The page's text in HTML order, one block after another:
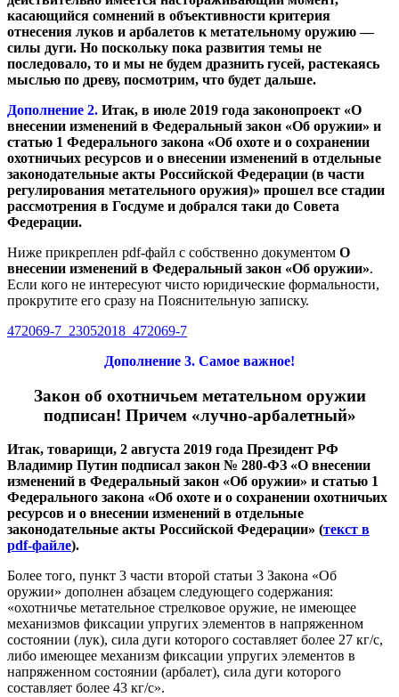
касающийся сомнений в объективности критерия
отнесения луков и арбалетов к метательному оружию —
силы дуги. Но поскольку пока развития темы не
последовало, то и мы не будем дразнить гусей, растекаясь
мыслью по древу, посмотрим, что будет дальше.
Дополнение 2. Итак, в июле 2019 года законопроект «О
внесении изменений в Федеральный закон «Об оружии» и
статью 1 Федерального закона «Об охоте и о сохранении
охотничьих ресурсов и о внесении изменений в отдельные
законодательные акты Российской Федерации (в части
регулирования метательного оружия)» прошел все стадии
рассмотрения в Госдуме и добрался таки до Совета
Федерации.
Ниже прикреплен pdf-файл с собственно документом О
внесении изменений в Федеральный закон «Об оружии».
Если кого не интересуют чисто юридические формальности,
прокрутите его сразу на Пояснительную записку.
472069-7_23052018_472069-7
Дополнение 3. Самое важное!
Закон об охотничьем метательном оружии
подписан! Причем «лучно-арбалетный»
Итак, товарищи, 2 августа 2019 года Президент РФ
Владимир Путин подписал закон № 280-ФЗ «О внесении
изменений в Федеральный закон «Об оружии» и статью 1
Федерального закона «Об охоте и о сохранении охотничьих
ресурсов и о внесении изменений в отдельные
законодательные акты Российской Федерации» (текст в
pdf-файле).
Более того, пункт 3 части второй статьи 3 Закона «Об
оружии» дополнен абзацем следующего содержания:
«охотничье метательное стрелковое оружие, не имеющее
механизмов фиксации упругих элементов в напряженном
состоянии (лук), сила дуги которого составляет более 27 кг/с,
либо имеющее механизм фиксации упругих элементов в
напряженном состоянии (арбалет), сила дуги которого
составляет более 43 кг/с».